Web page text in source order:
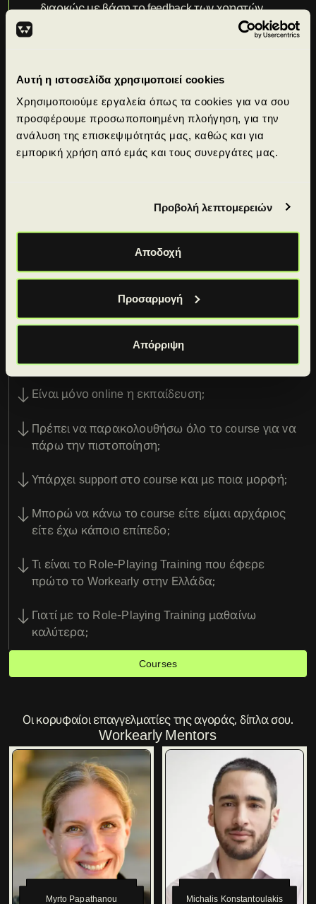
Αυτή η ιστοσελίδα χρησιμοποιεί cookies
Χρησιμοποιούμε εργαλεία όπως τα cookies για να σου
προσφέρουμε προσωποποιημένη πλοήγηση, για την
ανάλυση της επισκεψιμότητάς μας, καθώς και για
εμπορική χρήση από εμάς και τους συνεργάτες μας.
Προβολή λεπτομερειών
Αποδοχή
Προσαρμογή
Απόρριψη
διαρκώς με βάση το feedback των χρηστών.
Γι’ αυτό, οι απόφοιτοί μας όχι μόνο αποκτούν
πρακτικές δεξιότητες αλλά και επιστρέφουν
Ποια είναι η διαφορά του Workearly από τις
υπόλοιπες εκπαιδευτικές πλατφόρμες;
Σε ποιους απευθύνεται το Workearly;
Τι είναι οι Hiring Partners του Workearly;
Υπάρχουν ευκαιρίες δικτύωσης;
Θα προλαβαίνω να παρακολουθώ το course του
Workearly;
Είναι μόνο online η εκπαίδευση;
Πρέπει να παρακολουθήσω όλο το course για να
πάρω την πιστοποίηση;
Υπάρχει support στο course και με ποια μορφή;
Μπορώ να κάνω το course είτε είμαι αρχάριος
είτε έχω κάποιο επίπεδο;
Τι είναι το Role-Playing Training που έφερε
πρώτο το Workearly στην Ελλάδα;
Γιατί με το Role-Playing Training μαθαίνω
καλύτερα;
Courses
Οι κορυφαίοι επαγγελματίες της αγοράς, δίπλα σου.
Workearly Mentors
Myrto Papathanou
Michalis Konstantoulakis